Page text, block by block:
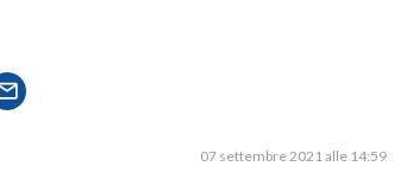
07 settembre 2021 alle 14:59